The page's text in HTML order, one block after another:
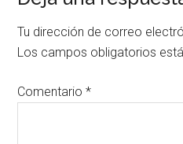
Interactions
Tu dirección de correo
Los campos obligatorios
Comentario*